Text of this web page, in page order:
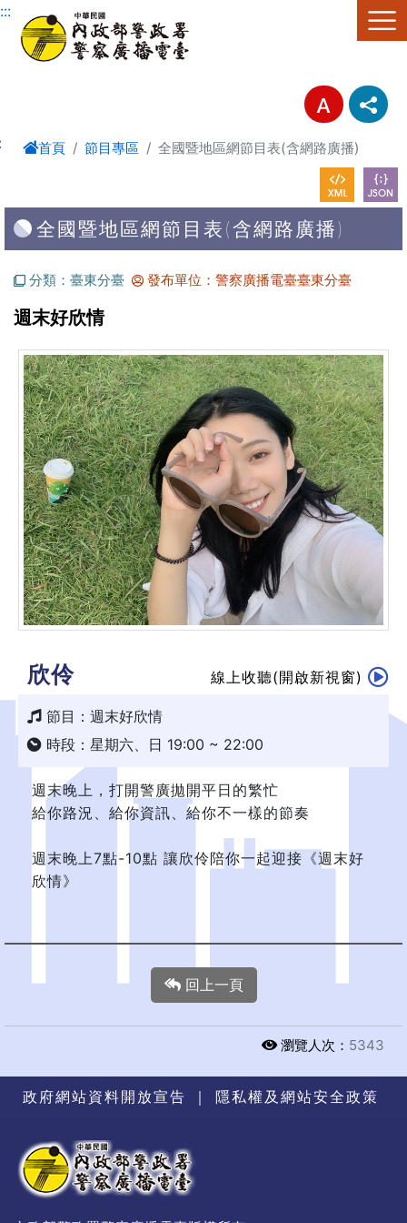
進入內容區塊
:::
首頁 節目專區 全國暨地區網節目表(含網路廣播)
全國暨地區網節目表(含網路廣播)
分類：臺東分臺 發布單位：警察廣播電臺臺東分臺
週末好欣情
欣伶 線上收聽(開啟新視窗)
節目：週末好欣情
時段：星期六、日 19:00 ~ 22:00
週末晚上，打開警廣拋開平日的繁忙
給你路況、給你資訊、給你不一樣的節奏
週末晚上7點-10點 讓欣伶陪你一起迎接《週末好
欣情》
回上一頁
瀏覽人次： 5343
政府網站資料開放宣告 ｜ 隱私權及網站安全政策